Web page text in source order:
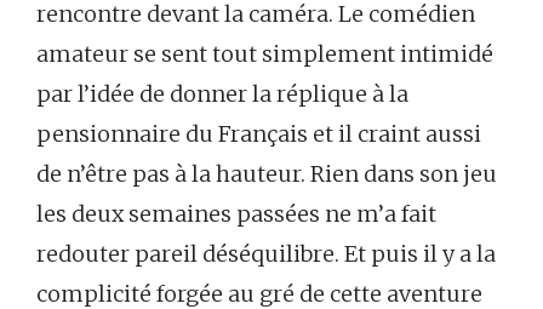
rencontre devant la caméra. Le comédien
amateur se sent tout simplement intimidé
par l’idée de donner la réplique à la
pensionnaire du Français et il craint aussi
de n’être pas à la hauteur. Rien dans son jeu
les deux semaines passées ne m’a fait
redouter pareil déséquilibre. Et puis il y a la
complicité forgée au gré de cette aventure